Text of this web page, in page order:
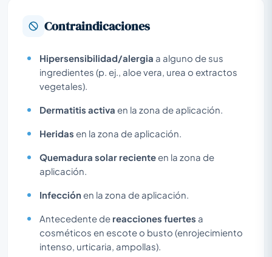
Contraindicaciones
Hipersensibilidad/alergia a alguno de sus
ingredientes (p. ej., aloe vera, urea o extractos
vegetales).
Dermatitis activa en la zona de aplicación.
Heridas en la zona de aplicación.
Quemadura solar recienteen la zona de
aplicación.
Infección en la zona de aplicación.
Antecedente de reacciones fuertes a
cosméticos en escote o busto (enrojecimiento
intenso, urticaria, ampollas).